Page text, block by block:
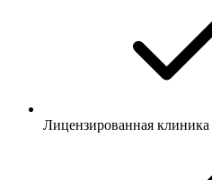
Лицензированная клиника